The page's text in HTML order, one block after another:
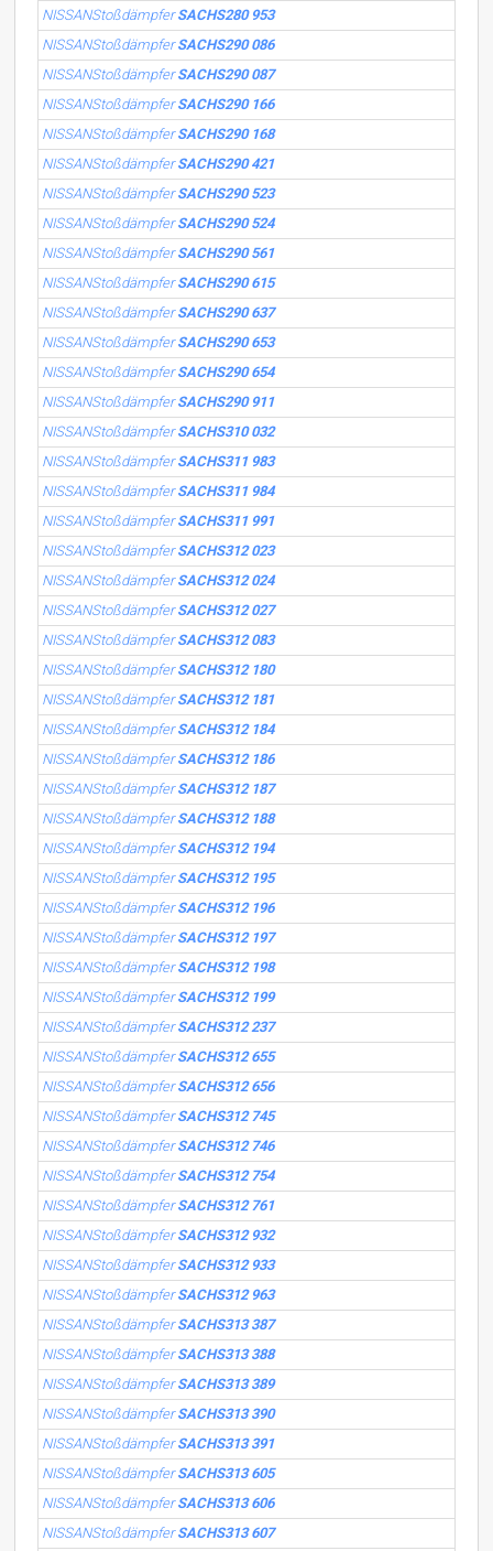
NISSANStoßdämpferSACHS280 953
NISSANStoßdämpferSACHS290 086
NISSANStoßdämpferSACHS290 087
NISSANStoßdämpferSACHS290 166
NISSANStoßdämpferSACHS290 168
NISSANStoßdämpferSACHS290 421
NISSANStoßdämpferSACHS290 523
NISSANStoßdämpferSACHS290 524
NISSANStoßdämpferSACHS290 561
NISSANStoßdämpferSACHS290 615
NISSANStoßdämpferSACHS290 637
NISSANStoßdämpferSACHS290 653
NISSANStoßdämpferSACHS290 654
NISSANStoßdämpferSACHS290 911
NISSANStoßdämpferSACHS310 032
NISSANStoßdämpferSACHS311 983
NISSANStoßdämpferSACHS311 984
NISSANStoßdämpferSACHS311 991
NISSANStoßdämpferSACHS312 023
NISSANStoßdämpferSACHS312 024
NISSANStoßdämpferSACHS312 027
NISSANStoßdämpferSACHS312 083
NISSANStoßdämpferSACHS312 180
NISSANStoßdämpferSACHS312 181
NISSANStoßdämpferSACHS312 184
NISSANStoßdämpferSACHS312 186
NISSANStoßdämpferSACHS312 187
NISSANStoßdämpferSACHS312 188
NISSANStoßdämpferSACHS312 194
NISSANStoßdämpferSACHS312 195
NISSANStoßdämpferSACHS312 196
NISSANStoßdämpferSACHS312 197
NISSANStoßdämpferSACHS312 198
NISSANStoßdämpferSACHS312 199
NISSANStoßdämpferSACHS312 237
NISSANStoßdämpferSACHS312 655
NISSANStoßdämpferSACHS312 656
NISSANStoßdämpferSACHS312 745
NISSANStoßdämpferSACHS312 746
NISSANStoßdämpferSACHS312 754
NISSANStoßdämpferSACHS312 761
NISSANStoßdämpferSACHS312 932
NISSANStoßdämpferSACHS312 933
NISSANStoßdämpferSACHS312 963
NISSANStoßdämpferSACHS313 387
NISSANStoßdämpferSACHS313 388
NISSANStoßdämpferSACHS313 389
NISSANStoßdämpferSACHS313 390
NISSANStoßdämpferSACHS313 391
NISSANStoßdämpferSACHS313 605
NISSANStoßdämpferSACHS313 606
NISSANStoßdämpferSACHS313 607